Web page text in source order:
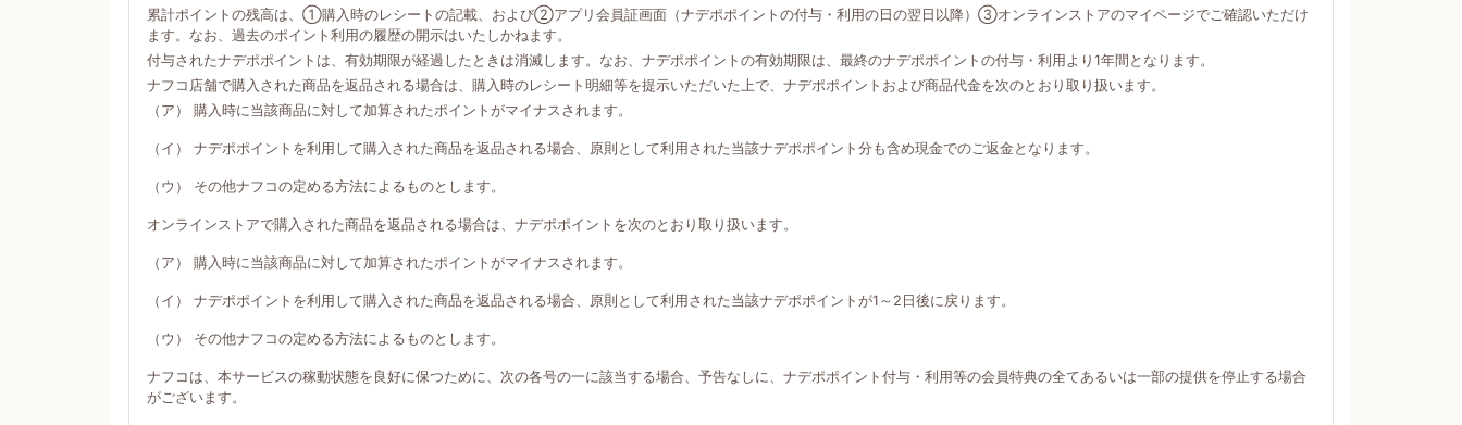
累計ポイントの残高は、①購入時のレシートの記載、および②アプリ会員証画面（ナデポポイントの付与・利用の日の翌日以降）③オンラインストアのマイページでご確認いただけ
ます。なお、過去のポイント利用の履歴の開示はいたしかねます。
付与されたナデポポイントは、有効期限が経過したときは消滅します。なお、ナデポポイントの有効期限は、最終のナデポポイントの付与・利用より1年間となります。
ナフコ店舗で購入された商品を返品される場合は、購入時のレシート明細等を提示いただいた上で、ナデポポイントおよび商品代金を次のとおり取り扱います。
（ア） 購入時に当該商品に対して加算されたポイントがマイナスされます。
（イ） ナデポポイントを利用して購入された商品を返品される場合、原則として利用された当該ナデポポイント分も含め現金でのご返金となります。
（ウ） その他ナフコの定める方法によるものとします。
オンラインストアで購入された商品を返品される場合は、ナデポポイントを次のとおり取り扱います。
（ア） 購入時に当該商品に対して加算されたポイントがマイナスされます。
（イ） ナデポポイントを利用して購入された商品を返品される場合、原則として利用された当該ナデポポイントが1～2日後に戻ります。
（ウ） その他ナフコの定める方法によるものとします。
ナフコは、本サービスの稼動状態を良好に保つために、次の各号の一に該当する場合、予告なしに、ナデポポイント付与・利用等の会員特典の全てあるいは一部の提供を停止する場合
がございます。